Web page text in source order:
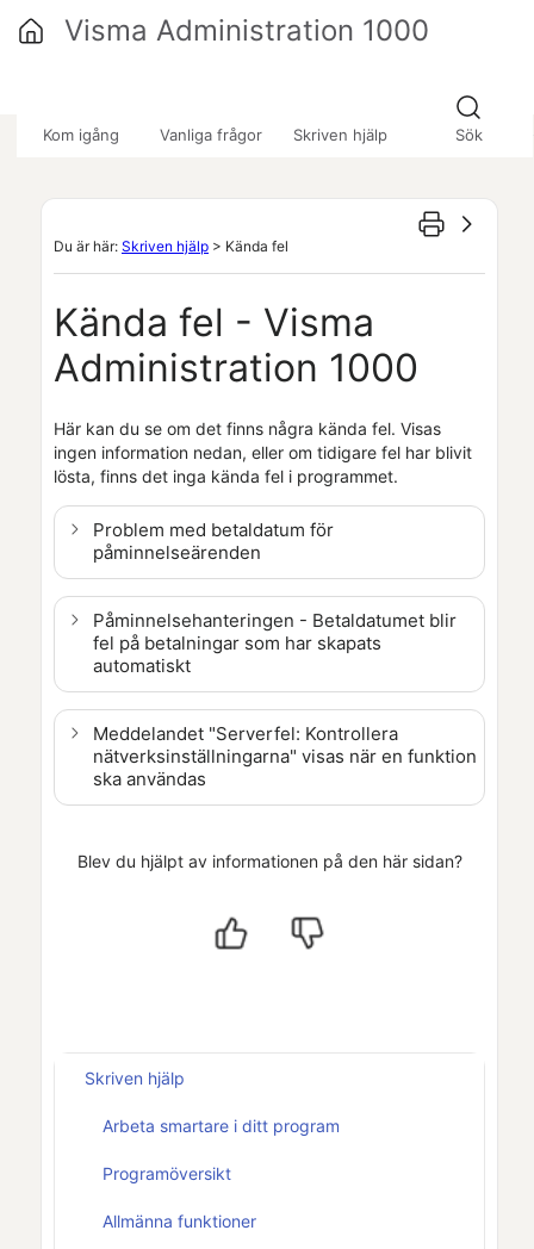
Kom igång Vanliga frågor Skriven hjälp Sök
Visma Administration 1000
Du är här: Skriven hjälp > Kända fel
Kända fel - Visma
Administration 1000
Här kan du se om det finns några kända fel. Visas
ingen information nedan, eller om tidigare fel har blivit
lösta, finns det inga kända fel i programmet.
Problem med betaldatum för
påminnelseärenden
Påminnelsehanteringen - Betaldatumet blir
fel på betalningar som har skapats
automatiskt
Meddelandet "Serverfel: Kontrollera
nätverksinställningarna" visas när en funktion
ska användas
Blev du hjälpt av informationen på den här sidan?
Skriven hjälp
Arbeta smartare i ditt program
Programöversikt
Allmänna funktioner